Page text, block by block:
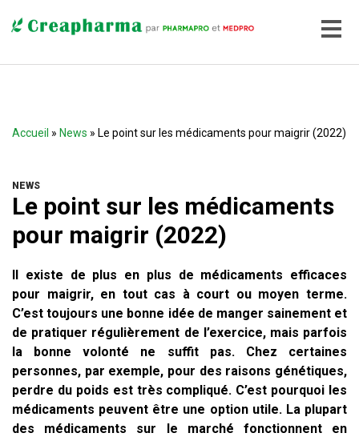
Accueil » News » Le point sur les médicaments pour maigrir (2022)
NEWS
Le point sur les médicaments
pour maigrir (2022)
Il existe de plus en plus de médicaments efficaces
pour maigrir, en tout cas à court ou moyen terme.
C’est toujours une bonne idée de manger sainement et
de pratiquer régulièrement de l’exercice, mais parfois
la bonne volonté ne suffit pas. Chez certaines
personnes, par exemple, pour des raisons génétiques,
perdre du poids est très compliqué. C’est pourquoi les
médicaments peuvent être une option utile. La plupart
des médicaments sur le marché fonctionnent en